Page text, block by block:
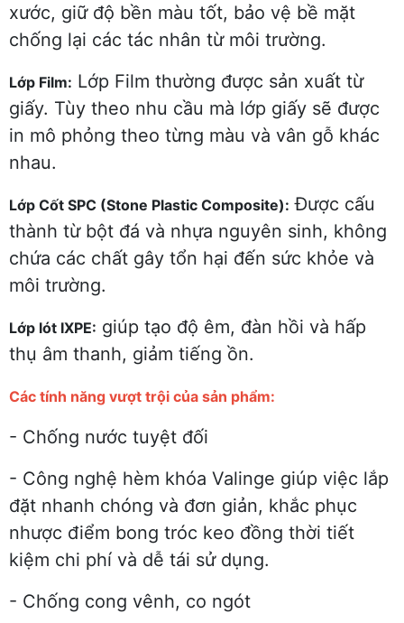
xước, giữ độ bền màu tốt, bảo vệ bề mặt
chống lại các tác nhân từ môi trường.
Lớp Film: Lớp Film thường được sản xuất từ
giấy. Tùy theo nhu cầu mà lớp giấy sẽ được
in mô phỏng theo từng màu và vân gỗ khác
nhau.
Lớp Cốt SPC (Stone Plastic Composite): Được cấu
thành từ bột đá và nhựa nguyên sinh, không
chứa các chất gây tổn hại đến sức khỏe và
môi trường.
Lớp lót IXPE: giúp tạo độ êm, đàn hồi và hấp
thụ âm thanh, giảm tiếng ồn.
Các tính năng vượt trội của sản phẩm:
- Chống nước tuyệt đối
- Công nghệ hèm khóa Valinge giúp việc lắp
đặt nhanh chóng và đơn giản, khắc phục
nhược điểm bong tróc keo đồng thời tiết
kiệm chi phí và dễ tái sử dụng.
- Chống cong vênh, co ngót